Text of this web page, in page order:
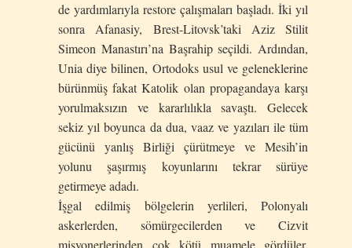
de yardımlarıyla restore çalışmaları başladı. İki yıl
sonra Afanasiy, Brest-Litovsk’taki Aziz Stilit
Simeon Manastırı’na Başrahip seçildi. Ardından,
Unia diye bilinen, Ortodoks usul ve geleneklerine
bürünmüş fakat Katolik olan propagandaya karşı
yorulmaksızın ve kararlılıkla savaştı. Gelecek
sekiz yıl boyunca da dua, vaaz ve yazıları ile tüm
gücünü yanlış Birliği çürütmeye ve Mesih’in
yolunu şaşırmış koyunlarını tekrar sürüye
getirmeye adadı.
İşgal edilmiş bölgelerin yerlileri, Polonyalı
askerlerden, sömürgecilerden ve Cizvit